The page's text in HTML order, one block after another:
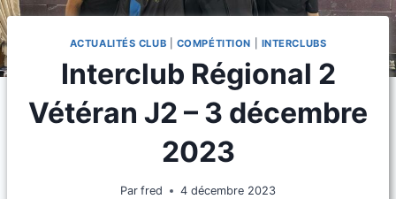
ACTUALITÉS CLUB COMPÉTITION INTERCLUBS
Interclub Régional 2
Vétéran J2 – 3 décembre
2023
Par fred 4 décembre 2023